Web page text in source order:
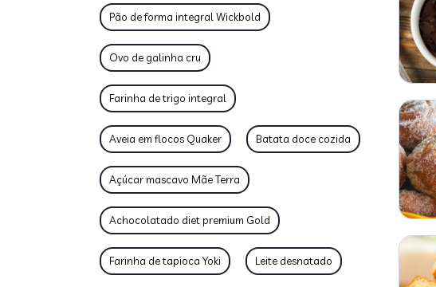
Pão de forma integral Wickbold
Ovo de galinha cru
Farinha de trigo integral
Aveia em flocos Quaker Batata doce cozida
Açúcar mascavo Mãe Terra
Achocolatado diet premium Gold
Farinha de tapioca Yoki Leite desnatado